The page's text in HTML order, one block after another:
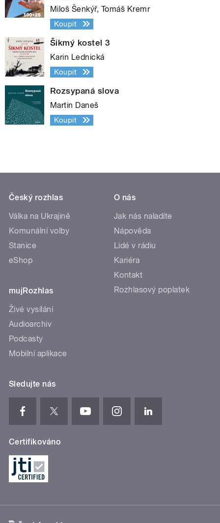
Miloš Šenkýř, Tomáš Kremr
Koupit
Šikmý kostel 3
Karin Lednická
Koupit
Rozsypaná slova
Martin Daneš
Koupit
Český rozhlas
Válka na Ukrajině
Komunální volby
Stanice
eShop
mujRozhlas
Živé vysílání
Audioarchiv
Podcasty
Mobilní aplikace
O nás
Jak nás naladíte
Nápověda
Lidé v rádiu
Kariéra
Kontakt
Rozhlasový poplatek
Sledujte nás
Certifikováno